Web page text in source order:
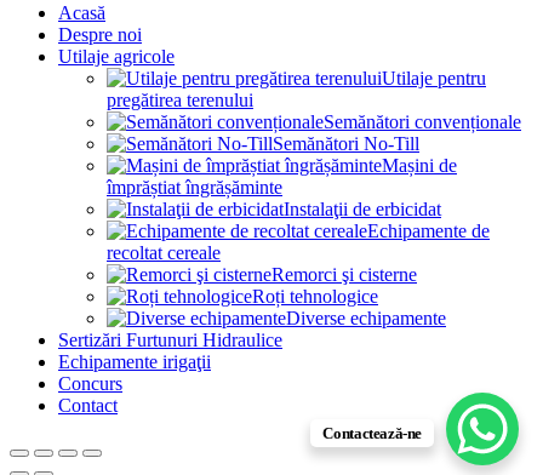
Contactează-ne
Acasă
Despre noi
Utilaje agricole
Utilaje pentru
pregătirea terenului
Semănători convenționale
Semănători No-Till
Mașini de
împrăștiat îngrășăminte
Instalaţii de erbicidat
Echipamente de
recoltat cereale
Remorci şi cisterne
Roți tehnologice
Diverse echipamente
Sertizări Furtunuri Hidraulice
Echipamente irigaţii
Concurs
Contact